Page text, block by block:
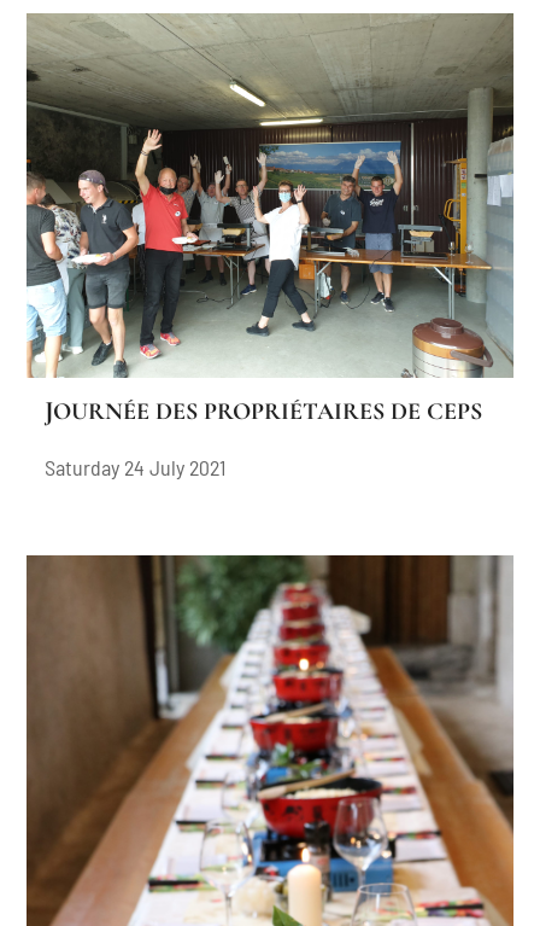
JOURNÉE DES PROPRIÉTAIRES DE CEPS
Saturday 24 July 2021